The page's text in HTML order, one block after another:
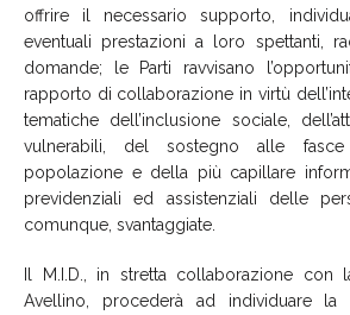
offrire il necessario supporto,
eventuali prestazioni a loro spettanti,
domande; le Parti ravvisano
rapporto di collaborazione in virtù
tematiche dell’inclusione sociale,
vulnerabili, del sostegno alle
popolazione e della più capillare
previdenziali ed assistenziali delle
comunque, svantaggiate.
Il M.I.D., in stretta collaborazione con
Avellino, procederà ad individuare la